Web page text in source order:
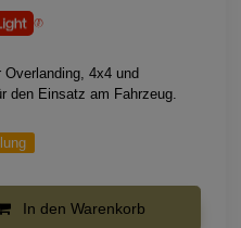
4x4 und
den Einsatz am Fahrzeug.
In den Warenkorb